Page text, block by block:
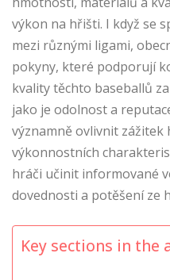
výkon na hřišti. I když se
mezi různými ligami,
pokyny, které podporují
kvality těchto baseballů
jako je odolnost a
významně ovlivnit zážitek
výkonnostních
hráči učinit informované
dovednosti a potěšení ze
Key sections in the